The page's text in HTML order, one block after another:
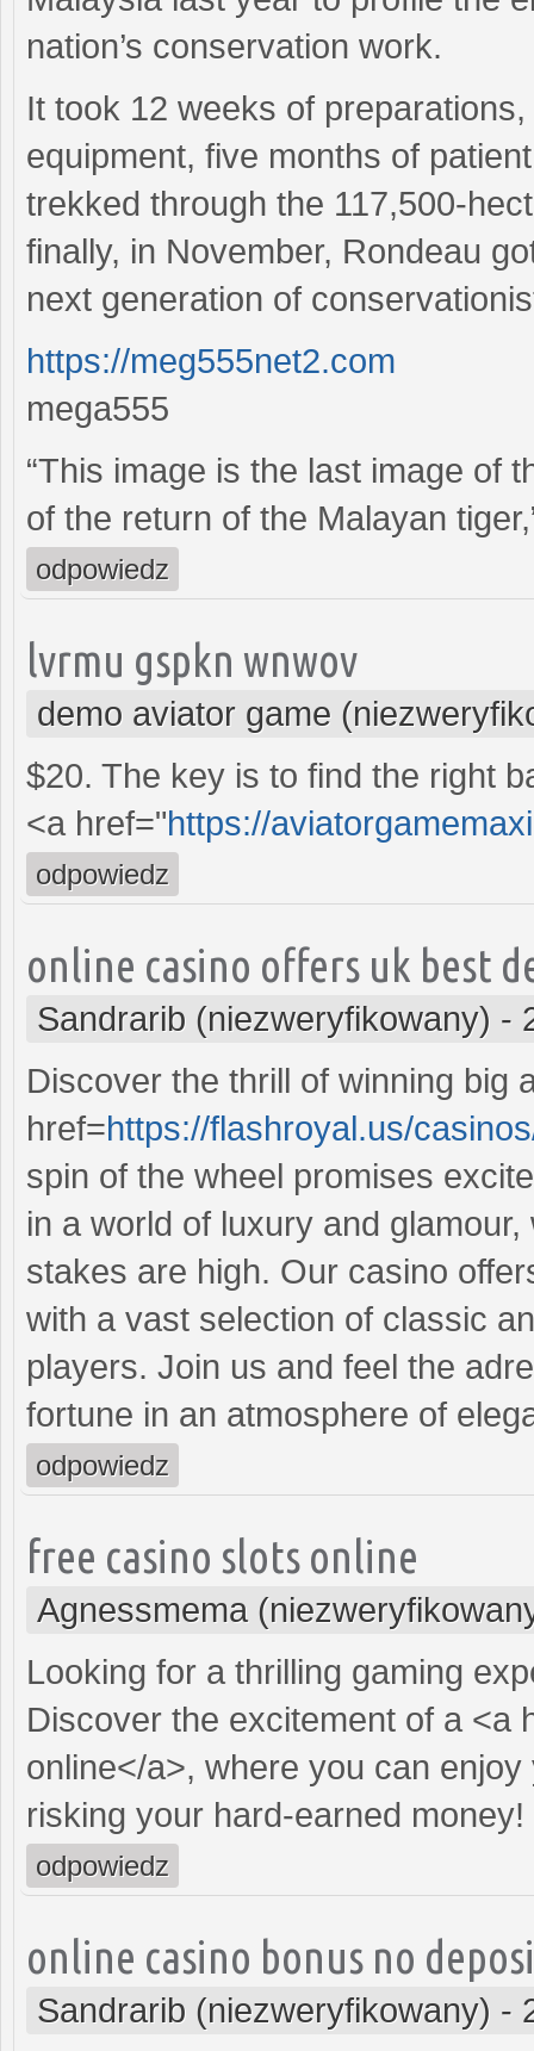
nation’s conservation work.
It took 12 weeks of
equipment, five months of
trekked through the 117,500-
finally, in November, Rondeau
next generation of
https://meg555net2.com
mega555
“This image is the last image of
of the return of the Malayan
odpowiedz
lvrmu gspkn wnwov
demo aviator game
$20. The key is to find the right
<a href="https://
odpowiedz
online casino offers uk best
Sandrarib (niezweryfikowany) -
Discover the thrill of winning big
href=https://flashroyal.us/
spin of the wheel promises
in a world of luxury and
stakes are high. Our casino
with a vast selection of classic
players. Join us and feel the
fortune in an atmosphere of
odpowiedz
free casino slots online
Agnessmema
Looking for a thrilling gaming
Discover the excitement of a <a
online</a>, where you can
risking your hard-earned money!
odpowiedz
online casino bonus no
Sandrarib (niezweryfikowany) -